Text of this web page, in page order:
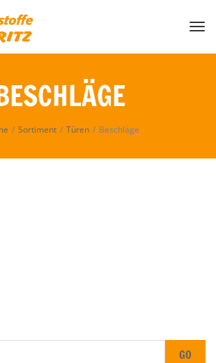
/ Sortiment / Türen / Beschläge
GO